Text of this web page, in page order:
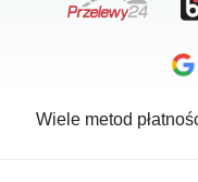
Wiele metod